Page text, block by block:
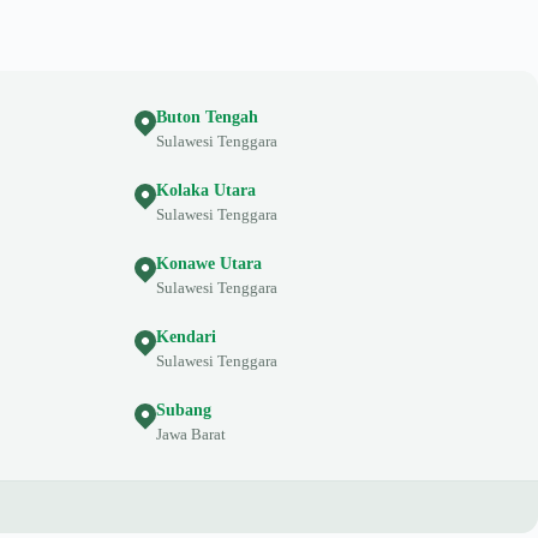
Buton Tengah
Sulawesi Tenggara
Kolaka Utara
Sulawesi Tenggara
Konawe Utara
Sulawesi Tenggara
Kendari
Sulawesi Tenggara
Subang
Jawa Barat